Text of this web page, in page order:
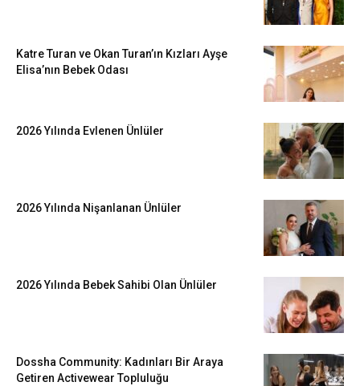
Katre Turan ve Okan Turan’ın Kızları Ayşe
Elisa’nın Bebek Odası
2026 Yılında Evlenen Ünlüler
2026 Yılında Nişanlanan Ünlüler
2026 Yılında Bebek Sahibi Olan Ünlüler
Dossha Community: Kadınları Bir Araya
Getiren Activewear Topluluğu